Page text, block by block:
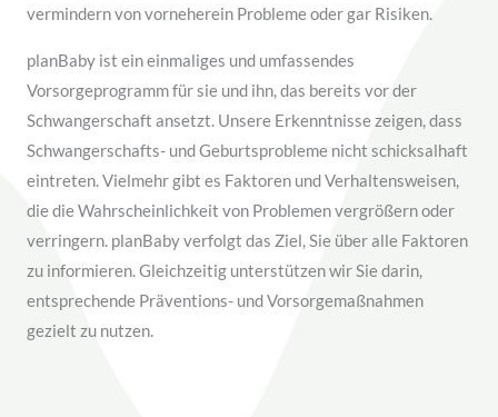
vermindern von vorneherein Probleme oder gar Risiken.
planBaby ist ein einmaliges und umfassendes
Vorsorgeprogramm für sie und ihn, das bereits vor der
Schwangerschaft ansetzt. Unsere Erkenntnisse zeigen, dass
Schwangerschafts- und Geburtsprobleme nicht schicksalhaft
eintreten. Vielmehr gibt es Faktoren und Verhaltensweisen,
die die Wahr­schein­lichkeit von Problemen vergrößern oder
verringern. planBaby verfolgt das Ziel, Sie über alle Faktoren
zu informieren. Gleichzeitig unterstützen wir Sie darin,
entsprechende Präventions- und Vorsorgemaßnahmen
gezielt zu nutzen.